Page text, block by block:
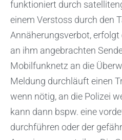
funktioniert durch
einem Verstoss durch den
Annäherungsverbot,
an ihm angebrachten
Mobilfunknetz an die
Meldung durchläuft einen
wenn nötig, an die Polizei
kann dann bspw. eine
durchführen oder der